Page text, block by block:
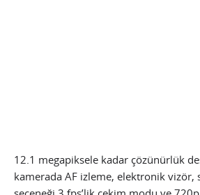
12.1 megapiksele kadar çözünürlük
kamerada AF izleme, elektronik vizör,